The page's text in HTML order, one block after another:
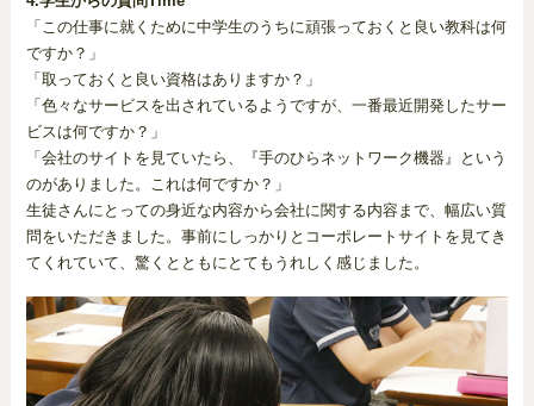
「この仕事に就くために中学生のうちに頑張っておくと良い教科は何
ですか？」
「取っておくと良い資格はありますか？」
「色々なサービスを出されているようですが、一番最近開発したサー
ビスは何ですか？」
「会社のサイトを見ていたら、『手のひらネットワーク機器』という
のがありました。これは何ですか？」
生徒さんにとっての身近な内容から会社に関する内容まで、幅広い質
問をいただきました。事前にしっかりとコーポレートサイトを見てき
てくれていて、驚くとともにとてもうれしく感じました。